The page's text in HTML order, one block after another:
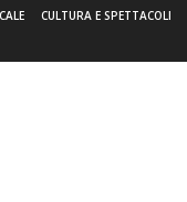
CULTURA E SPETTACOLI